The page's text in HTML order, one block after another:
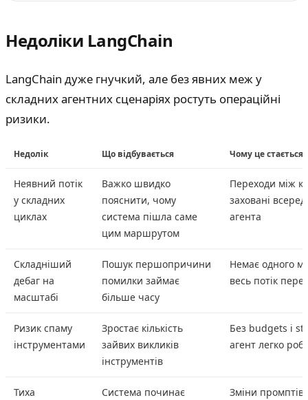
Недоліки LangChain
LangChain дуже гнучкий, але без явних меж у
складних агентних сценаріях ростуть операційні
ризики.
Недолік Що відбувається Чому це стається
Неявний потік
у складних
циклах
Важко швидко
пояснити, чому
система пішла саме
цим маршрутом
Переходи між
заховані
агента
Складніший
дебаг на
масштабі
Пошук першопричини
помилки займає
більше часу
Немає одного
весь потік
Ризик спаму
інструментами
Зростає кількість
зайвих викликів
інструментів
Без budgets і
агент легко
Тиха
Система починає
Зміни промптів